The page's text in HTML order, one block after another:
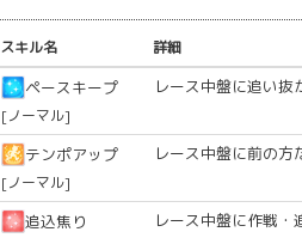
スキル名 詳細
ペースキープ
[ノーマル]
レース中盤に追い
テンポアップ
[ノーマル]
レース中盤に前の
追込焦り レース中盤に作戦